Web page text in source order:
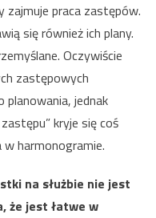
zajmuje praca zastępów.
się również ich plany.
Oczywiście
zastępowych
jednak
kryje się coś
w harmonogramie.
na służbie nie jest
że jest łatwe w